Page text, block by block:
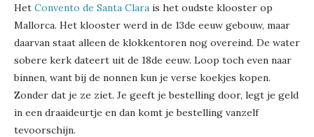
Het Convento de Santa Clara is het oudste klooster op
Mallorca. Het klooster werd in de 13de eeuw gebouw, maar
daarvan staat alleen de klokkentoren nog overeind. De water
sobere kerk dateert uit de 18de eeuw. Loop toch even naar
binnen, want bij de nonnen kun je verse koekjes kopen.
Zonder dat je ze ziet. Je geeft je bestelling door, legt je geld
in een draaideurtje en dan komt je bestelling vanzelf
tevoorschijn.